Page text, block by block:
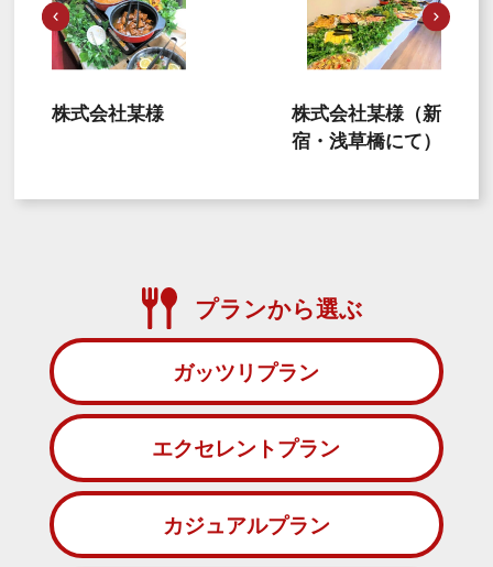
株式会社某様
株式会社某様（新
宿・浅草橋にて）
プランから選ぶ
ガッツリプラン
エクセレントプラン
カジュアルプラン